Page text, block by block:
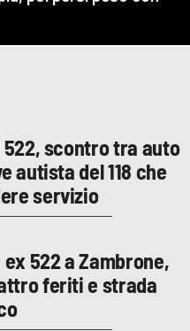
522, scontro tra auto
autista del 118 che
servizio
522 a Zambrone,
feriti e strada